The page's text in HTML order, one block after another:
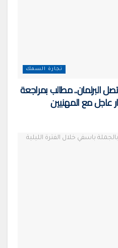
تجارة السمك
البرلمان.. مطالب بمراجعة
عاجل مع المهنيين